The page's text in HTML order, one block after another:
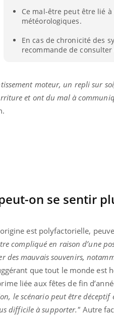
Ce mal-être peut être lié
météorologiques.
En cas de chronicité des
recommande de
moteur, un repli sur
et ont du mal à
on se sentir
est polyfactorielle,
compliqué en raison d’une
des mauvais souvenirs,
que tout le monde est
liée aux fêtes de fin
le scénario peut être déceptif
difficile à supporter." Autre
La sieste empêche-t-elle
de dormir la nuit ?